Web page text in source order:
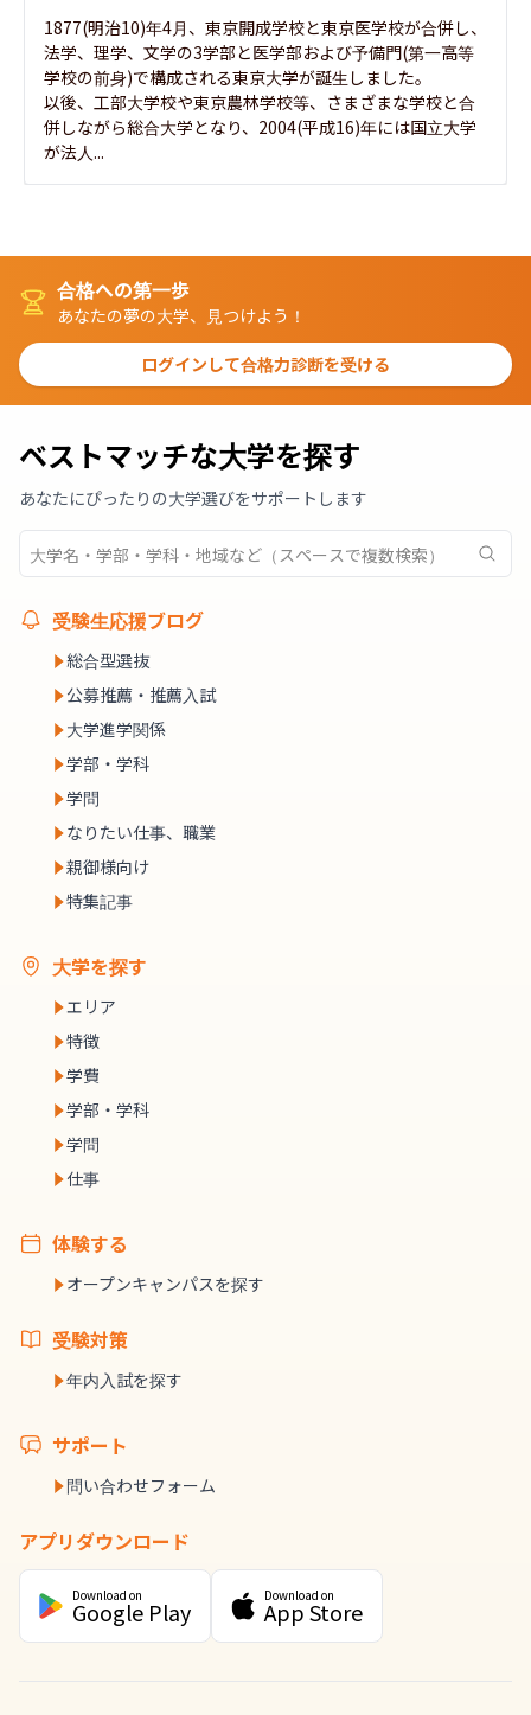
1877(明治10)年4月、東京開成学校と東京医学校が合併し、
法学、理学、文学の3学部と医学部および予備門(第一高等
学校の前身)で構成される東京大学が誕生しました。
以後、工部大学校や東京農林学校等、さまざまな学校と合
併しながら総合大学となり、2004(平成16)年には国立大学
が法人...
合格への第一歩
あなたの夢の大学、見つけよう！
ログインして合格力診断を受ける
ベストマッチな大学を探す
あなたにぴったりの大学選びをサポートします
受験生応援ブログ
総合型選抜
公募推薦・推薦入試
大学進学関係
学部・学科
学問
なりたい仕事、職業
親御様向け
特集記事
大学を探す
エリア
特徴
学費
学部・学科
学問
仕事
体験する
オープンキャンパスを探す
受験対策
年内入試を探す
サポート
問い合わせフォーム
アプリダウンロード
Download on
Google Play
Download on
App Store